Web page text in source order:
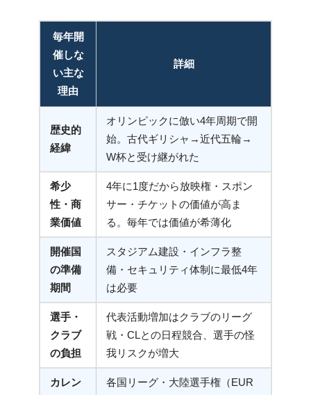
毎年開
催しな
い主な
理由
詳細
歴史的
経緯
オリンピックに倣い4年周期で開
始。古代ギリシャ→近代五輪→
W杯と受け継がれた
希少
性・商
業価値
4年に1度だから放映権・スポン
サー・チケットの価値が高ま
る。毎年では価値が希薄化
開催国
の準備
期間
スタジアム建設・インフラ整
備・セキュリティ体制に最低4年
は必要
選手・
クラブ
の負担
代表活動増加はクラブのリーグ
戦・CLとの日程競合、選手の怪
我リスクが増大
カレン
各国リーグ・大陸選手権（EUR